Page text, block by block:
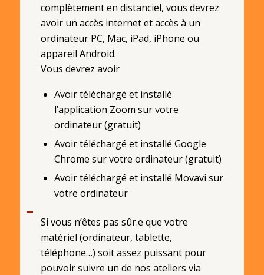
complètement en distanciel, vous devrez
avoir un accès internet et accès à un
ordinateur PC, Mac, iPad, iPhone ou
appareil Android.
Vous devrez avoir
Avoir téléchargé et installé
l’application Zoom sur votre
ordinateur (gratuit)
Avoir téléchargé et installé Google
Chrome sur votre ordinateur (gratuit)
Avoir téléchargé et installé Movavi sur
votre ordinateur
Si vous n’êtes pas sûr.e que votre
matériel (ordinateur, tablette,
téléphone…) soit assez puissant pour
pouvoir suivre un de nos ateliers via